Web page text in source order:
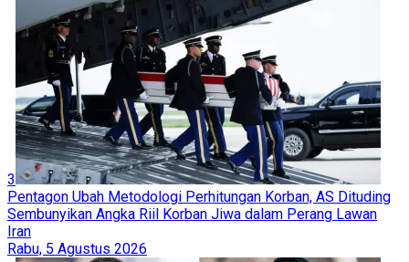
3
Pentagon Ubah Metodologi Perhitungan Korban, AS Dituding
Sembunyikan Angka Riil Korban Jiwa dalam Perang Lawan
Iran
Rabu, 5 Agustus 2026